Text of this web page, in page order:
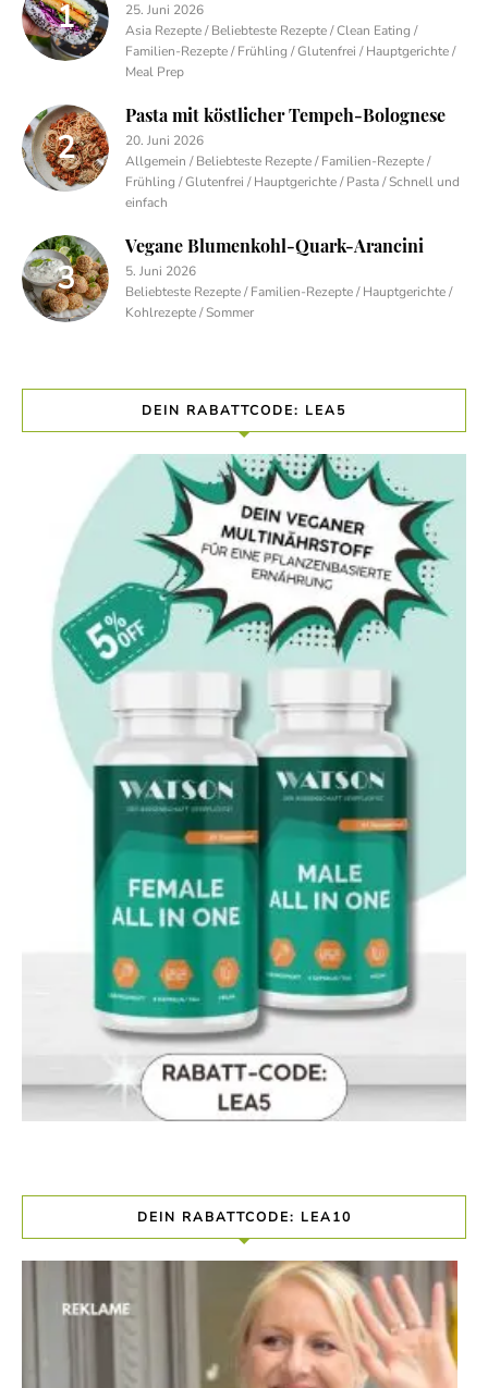
25. Juni 2026
Asia Rezepte / Beliebteste Rezepte / Clean Eating /
Familien-Rezepte / Frühling / Glutenfrei / Hauptgerichte /
Meal Prep
Pasta mit köstlicher Tempeh-Bolognese
20. Juni 2026
Allgemein / Beliebteste Rezepte / Familien-Rezepte /
Frühling / Glutenfrei / Hauptgerichte / Pasta / Schnell und
einfach
Vegane Blumenkohl-Quark-Arancini
5. Juni 2026
Beliebteste Rezepte / Familien-Rezepte / Hauptgerichte /
Kohlrezepte / Sommer
DEIN RABATTCODE: LEA5
DEIN RABATTCODE: LEA10